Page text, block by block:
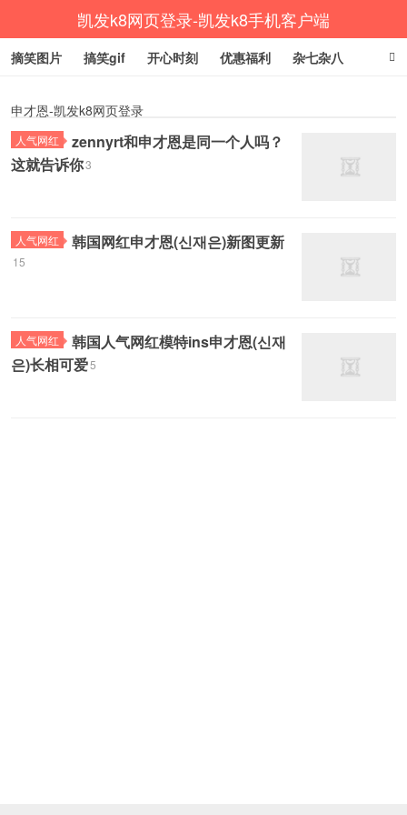
凯发k8网页登录-凯发k8手机客户端
摘笑图片 搞笑gif 开心时刻 优惠福利 杂七杂八
申才恩-凯发k8网页登录
人气网红
zennyrt和申才恩是同一个人吗？
这就告诉你3
人气网红 韩国网红申才恩(신재은)新图更新
15
人气网红
韩国人气网红模特ins申才恩(신재
은)长相可爱5